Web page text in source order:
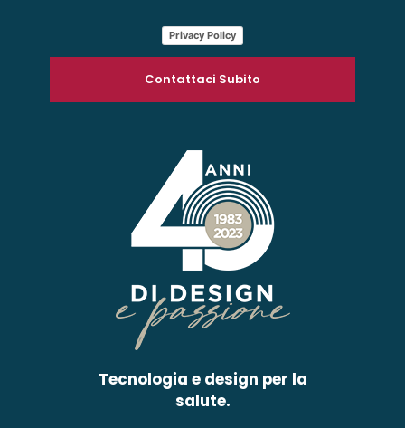
Privacy Policy
Tecnologia e design per la
salute.